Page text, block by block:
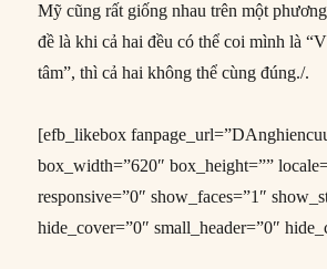
Mỹ cũng rất giống nhau trên một
đề là khi cả hai đều có thể coi mình là
tâm”, thì cả hai không thể cùng đúng./.
[efb_likebox
box_width=”620″ box_height=””
responsive=”0″ show_faces=”1″
hide_cover=”0″ small_header=”0″